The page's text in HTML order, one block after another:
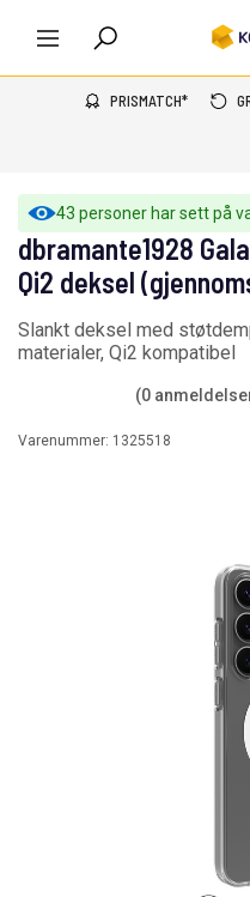
PRISMATCH*
43 personer har sett på
dbramante1928
Qi2 deksel
Slankt deksel med
materialer, Qi2 kompatibel
(0
Varenummer: 1325518